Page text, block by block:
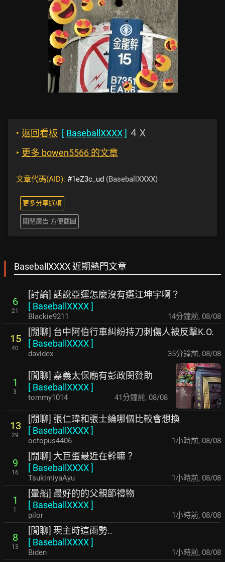
‣ 返回看板 [ BaseballXXXX] ４Ｘ
‣ 更多 bowen5566 的文章
文章代碼(AID): #1eZ3c_ud (BaseballXXXX)
更多分享選項
關閉廣告 方便截圖
BaseballXXXX 近期熱門文章
6
21
[討論] 話說亞運怎麼沒有選江坤宇啊？
[ BaseballXXXX]
Blackie9211 14分鐘前, 08/08
15
40
[閒聊] 台中阿伯行車糾紛持刀刺傷人被反擊K.O.
[ BaseballXXXX]
davidex 35分鐘前, 08/08
1
3
[閒聊] 嘉義太保廟有彭政閔贊助
[ BaseballXXXX]
tommy1014 41分鐘前, 08/08
13
29
[閒聊] 張仁瑋和張士綸哪個比較會想換
[ BaseballXXXX]
octopus4406 1小時前, 08/08
9
16
[閒聊] 大巨蛋最近在幹嘛？
[ BaseballXXXX]
TsukimiyaAyu 1小時前, 08/08
1
1
[暈船] 最好的的父親節禮物
[ BaseballXXXX]
pilor 1小時前, 08/08
8
13
[閒聊] 現主時這雨勢..
[ BaseballXXXX]
Biden 1小時前, 08/08